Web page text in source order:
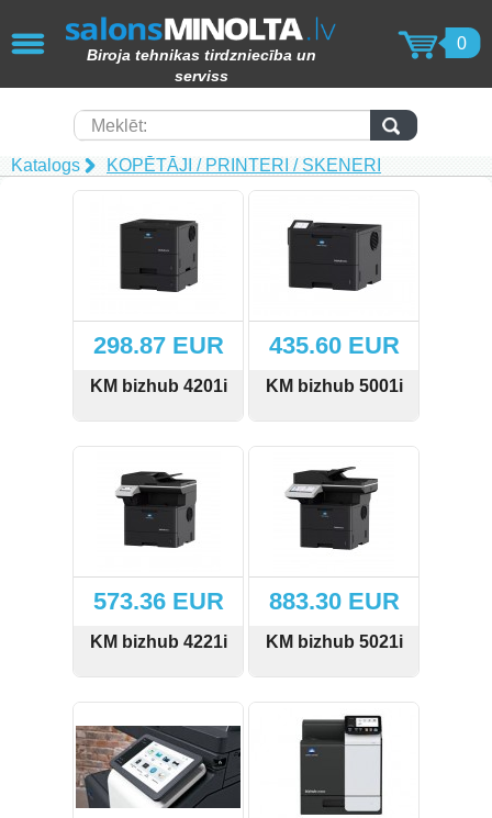
Biroja tehnikas tirdzniecība un
serviss
0
Meklēt:
Katalogs KOPĒTĀJI / PRINTERI / SKENERI
298.87 EUR
KM bizhub 4201i
SKATĪT PIRKT
435.60 EUR
KM bizhub 5001i
SKATĪT PIRKT
573.36 EUR
KM bizhub 4221i
SKATĪT PIRKT
883.30 EUR
KM bizhub 5021i
SKATĪT PIRKT
AIZVĒRT
KOPĒTĀJI / PRINTERI / SKENERI
(49)
Papīra smalcinātāji (62)
Laminēšanas iekārtas (15)
Iesiešanas tehnika (17)
Tāfeles (69)
Molberti (4)
Papīra produkcija (82)
Laminēšanas kabatiņas (15)
Izejmateriāli iesiešanai (6)
Giljotīnas (6)
Ekrāni (2)
Biroja preces (1)
Fotorāmji (4)